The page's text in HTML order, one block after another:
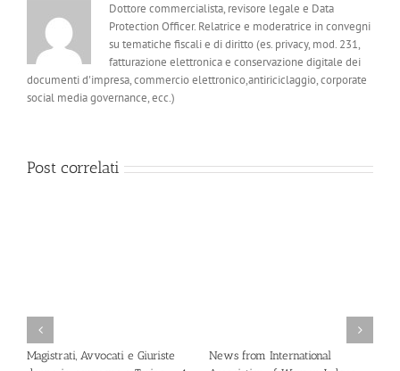
Dottore commercialista, revisore legale e Data
Protection Officer. Relatrice e moderatrice in convegni
su tematiche fiscali e di diritto (es. privacy, mod. 231,
fatturazione elettronica e conservazione digitale dei
documenti d'impresa, commercio elettronico,antiriciclaggio, corporate
social media governance, ecc.)
Post correlati
Magistrati, Avvocati e Giuriste
News from International